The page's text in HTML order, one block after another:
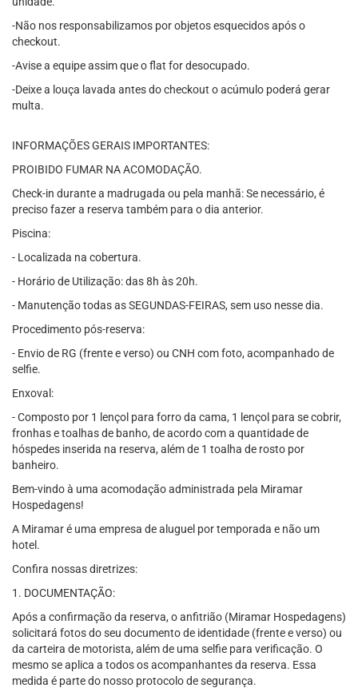
-Não nos responsabilizamos por objetos esquecidos após o
checkout.
-Avise a equipe assim que o flat for desocupado.
-Deixe a louça lavada antes do checkout o acúmulo poderá gerar
multa.
INFORMAÇÕES GERAIS IMPORTANTES:
PROIBIDO FUMAR NA ACOMODAÇÃO.
Check-in durante a madrugada ou pela manhã: Se necessário, é
preciso fazer a reserva também para o dia anterior.
Piscina:
- Localizada na cobertura.
- Horário de Utilização: das 8h às 20h.
- Manutenção todas as SEGUNDAS-FEIRAS, sem uso nesse dia.
Procedimento pós-reserva:
- Envio de RG (frente e verso) ou CNH com foto, acompanhado de
selfie.
Enxoval:
- Composto por 1 lençol para forro da cama, 1 lençol para se cobrir,
fronhas e toalhas de banho, de acordo com a quantidade de
hóspedes inserida na reserva, além de 1 toalha de rosto por
banheiro.
Bem-vindo à uma acomodação administrada pela Miramar
Hospedagens!
A Miramar é uma empresa de aluguel por temporada e não um
hotel.
Confira nossas diretrizes:
1. DOCUMENTAÇÃO:
Após a confirmação da reserva, o anfitrião (Miramar Hospedagens)
solicitará fotos do seu documento de identidade (frente e verso) ou
da carteira de motorista, além de uma selfie para verificação. O
mesmo se aplica a todos os acompanhantes da reserva. Essa
medida é parte do nosso protocolo de segurança.